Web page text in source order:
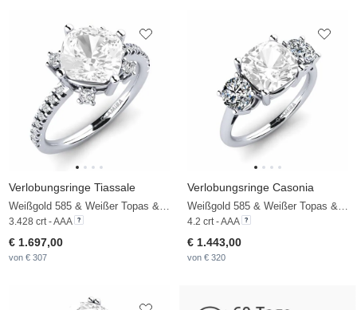
Verlobungsringe Tiassale
3.428 crt - AAA
€ 1.697,00
von € 307
Verlobungsringe Casonia
4.2 crt - AAA
€ 1.443,00
von € 320